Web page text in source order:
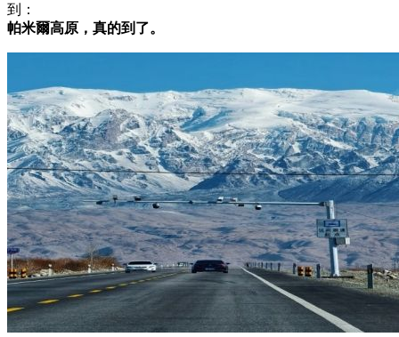
到：
帕米爾高原，真的到了。